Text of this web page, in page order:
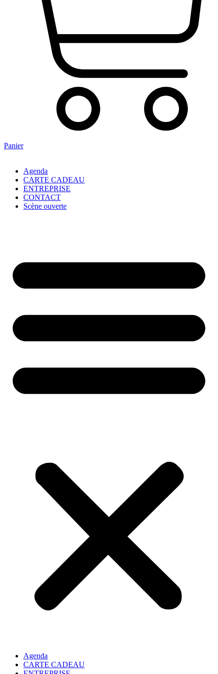
Panier
Agenda
CARTE CADEAU
ENTREPRISE
CONTACT
Scène ouverte
Agenda
CARTE CADEAU